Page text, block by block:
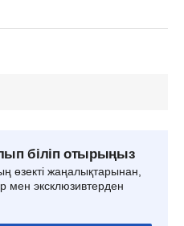
біліп отырыңыз
өзекті жаңалықтарынан,
мен эксклюзивтерден